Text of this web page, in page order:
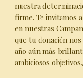
nuestra
firme. Te invitamos
en nuestras
que tu donación
año aún más
ambiciosos